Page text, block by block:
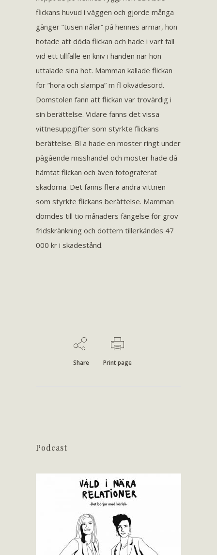
flickans huvud i väggen och gjorde många
gånger ”tusen nålar” på hennes armar, hon
hotade att döda flickan och hade i vart fall
vid ett tillfälle en kniv i handen när hon
uttalade sina hot. Mamman kallade flickan
för ”hora och slampa” m fl okvädesord.
Domstolen fann att flickan var trovärdig i
sin berättelse. Vidare fanns det vissa
vittnesuppgifter som styrkte flickans
berättelse. Bl a hade en moster ringt under
pågående misshandel och moster hade då
hämtat flickan och även fotograferat
skadorna. Det fanns flera andra vittnen
som styrkte flickans berättelse. Mamman
dömdes till tio månaders fängelse för grov
fridskränkning och dottern tillerkändes 47
000 kr i skadestånd.
Share Print page
Podcast